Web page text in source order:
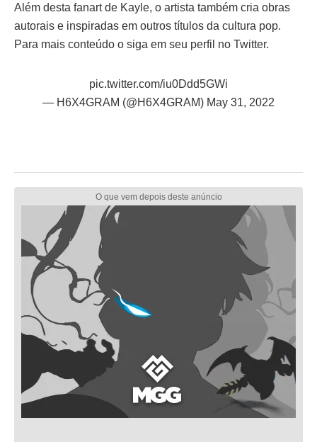
Além desta fanart de Kayle, o artista também cria obras
autorais e inspiradas em outros títulos da cultura pop.
Para mais conteúdo o siga em seu perfil no Twitter.
pic.twitter.com/iu0Ddd5GWi
— H6X4GRAM (@H6X4GRAM) May 31, 2022